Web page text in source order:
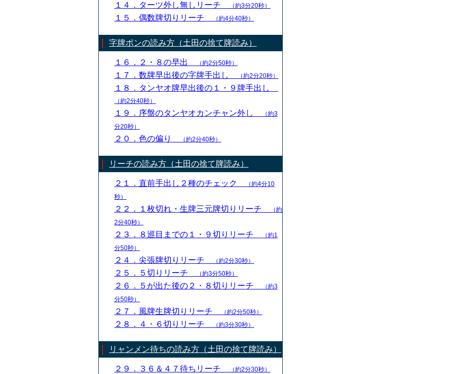
１４．ターツ外し無しリーチ （約3分20秒）
１５．偶数牌切りリーチ （約4分40秒）
字牌ポンの読み方（土田の捨て牌読み）
１６．２・８の早出 （約2分50秒）
１７．数牌早出後の字牌手出し （約2分20秒）
１８．タンヤオ牌早出後の１・９牌手出し
（約2分40秒）
１９．序盤のタンヤオカンチャン外し
（約3
分20秒）
２０．色の偏り （約2分40秒）
リーチの読み方（土田の捨て牌読み）
２１．直前手出し２種のチェック
（約4分10
秒）
２２．１枚切れ・生牌三元牌切りリーチ
（約
2分40秒）
２３．８巡目までの１・９切りリーチ
（約1
分50秒）
２４．尖張牌切りリーチ （約2分30秒）
２５．５切りリーチ （約3分50秒）
２６．５が出た後の２・８切りリーチ
（約3
分50秒）
２７．風牌生牌切りリーチ （約2分50秒）
２８．４・６切りリーチ （約3分30秒）
リャンメン待ちの読み方（土田の捨て牌読み）
２９．３６＆４７待ちリーチ （約2分30秒）